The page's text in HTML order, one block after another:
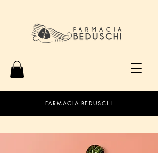
FARMACIA BEDUSCHI